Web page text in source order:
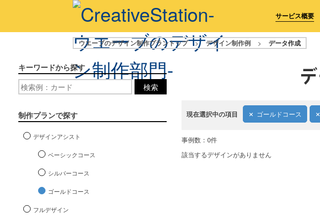
サービス概要
ウエーブのデザイン制作プラントップ > デザイン制作例 > データ作成
現在選択中の項目 ゴールドコース
キーワードから探す
検索
制作プランで探す
デザインアシスト
ベーシックコース
シルバーコース
ゴールドコース
フルデザイン
事例数：0件
該当するデザインがありません